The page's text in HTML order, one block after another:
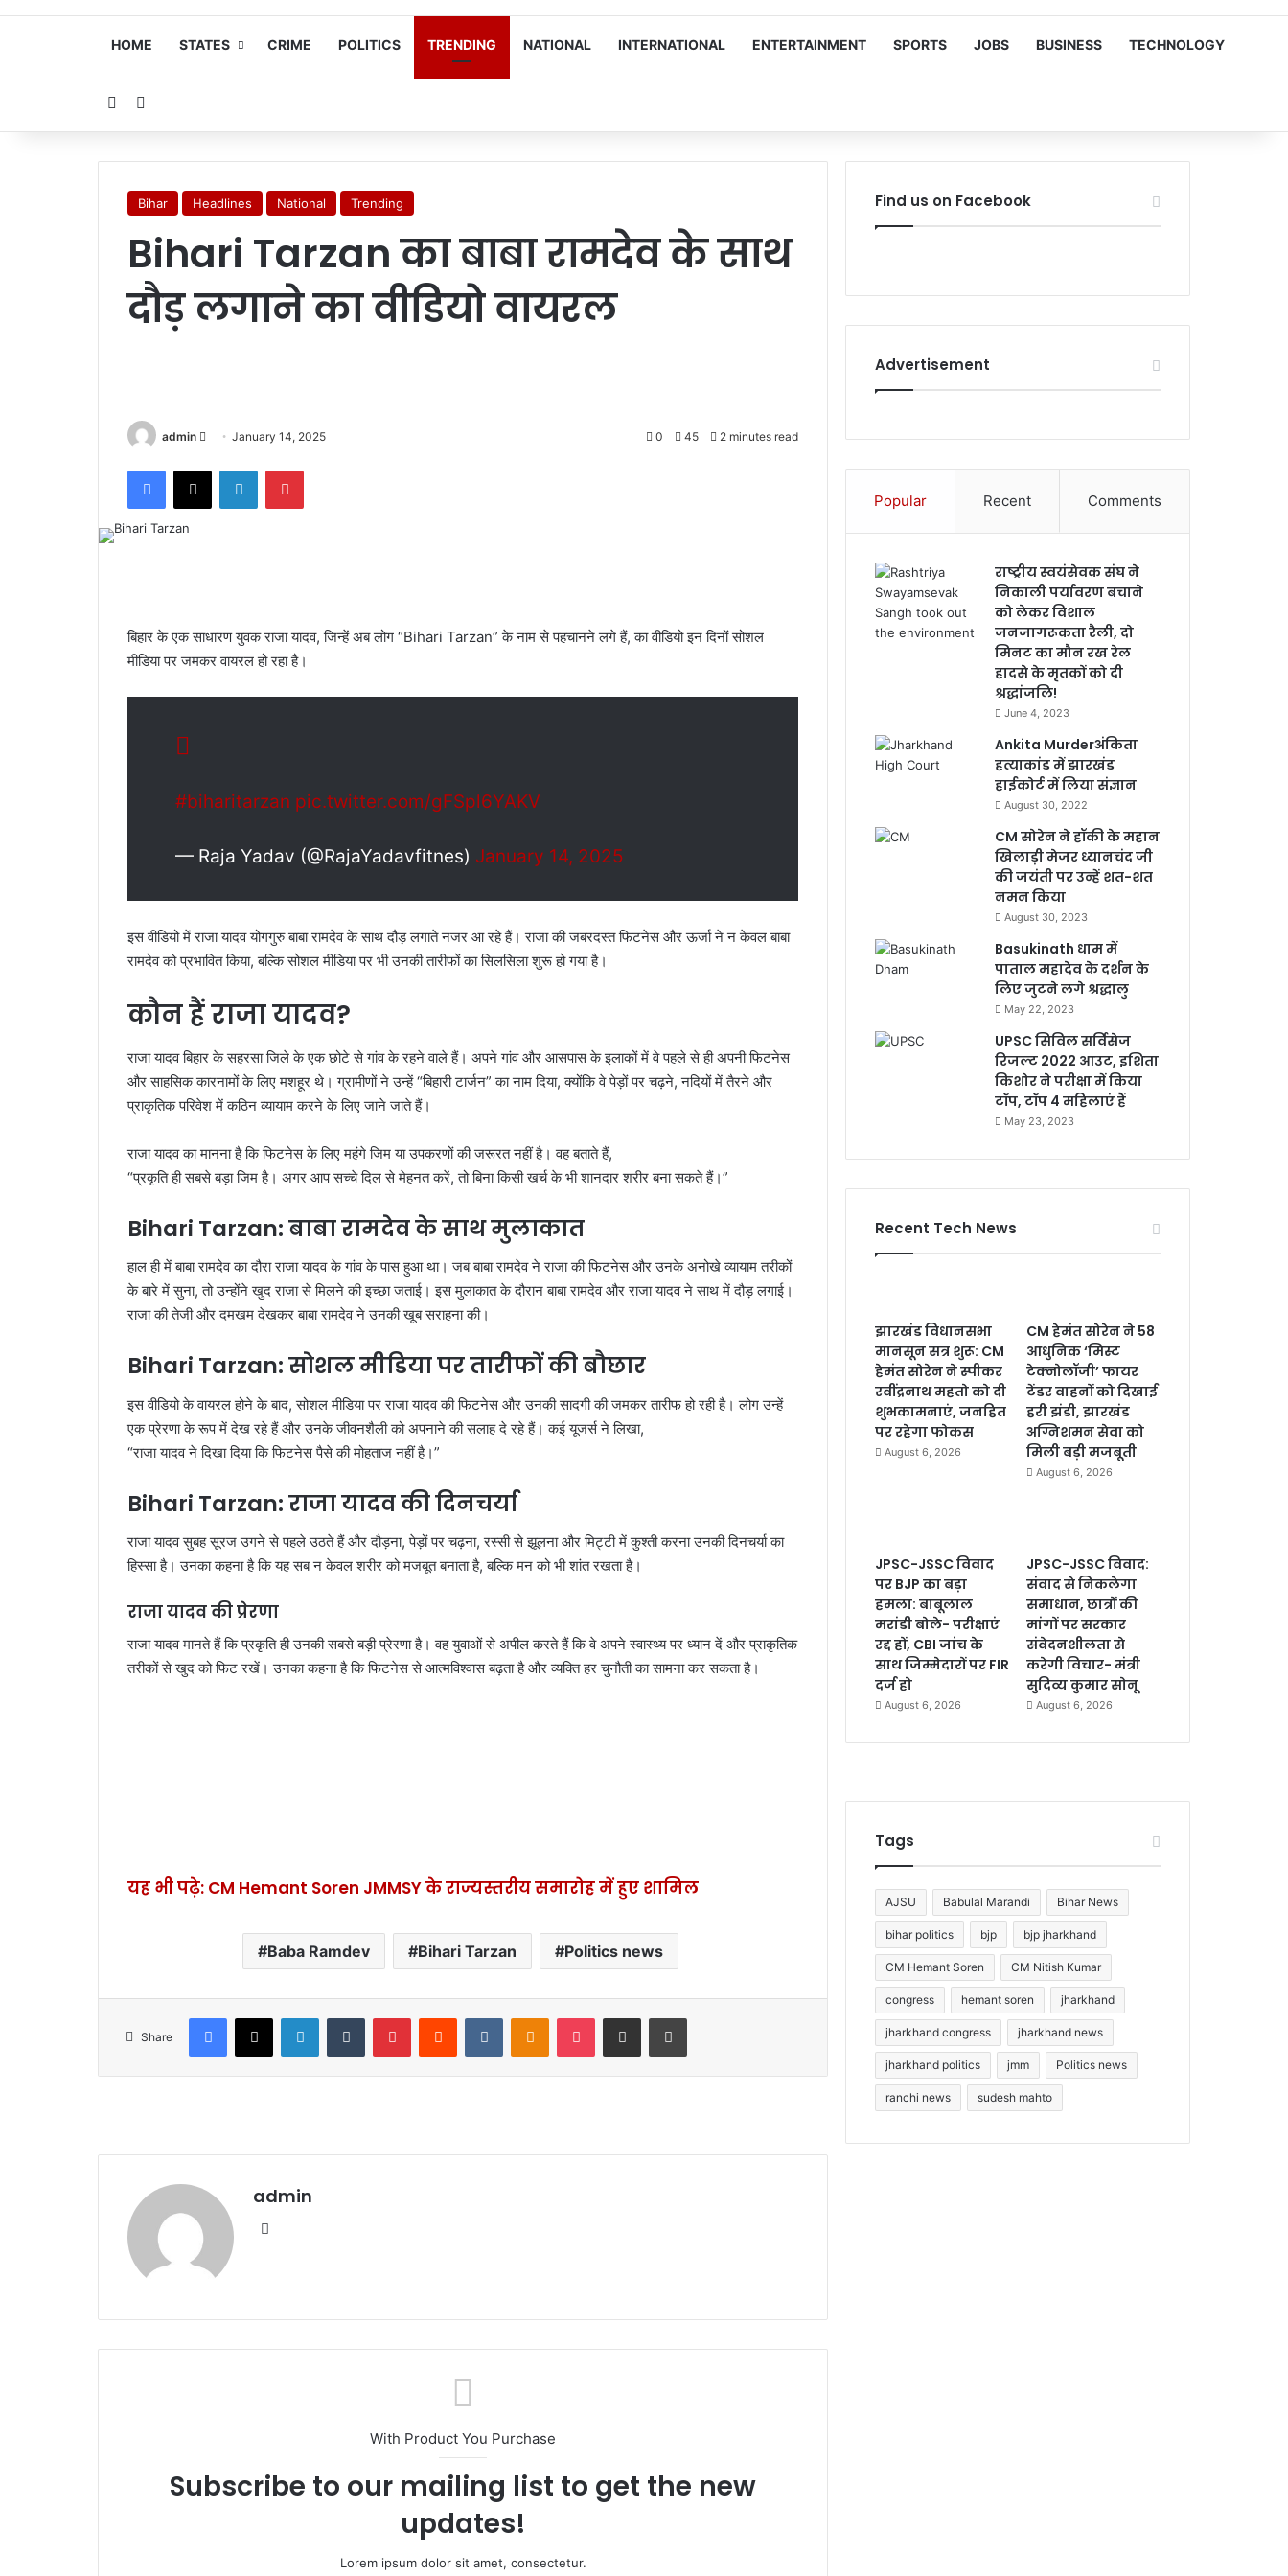
HOME STATES CRIME POLITICS TRENDING NATIONAL INTERNATIONAL ENTERTAINMENT SPORTS JOBS BUSINESS TECHNOLOGY
Random Article
Bihar Headlines National Trending
Bihari Tarzan का बाबा रामदेव के साथ
दौड़ लगाने का वीडियो वायरल
admin
d
i
l
January 14, 2025 0 45 2 minutes read
बिहार के एक साधारण युवक राजा यादव, जिन्हें अब लोग “Bihari Tarzan” के नाम से पहचानने लगे हैं, का वीडियो इन दिनों सोशल
मीडिया पर जमकर वायरल हो रहा है।
#biharitarzan pic.twitter.com/gFSpl6YAKV
— Raja Yadav (@RajaYadavfitnes) January 14, 2025
इस वीडियो में राजा यादव योगगुरु बाबा रामदेव के साथ दौड़ लगाते नजर आ रहे हैं। राजा की जबरदस्त फिटनेस और ऊर्जा ने न केवल बाबा
रामदेव को प्रभावित किया, बल्कि सोशल मीडिया पर भी उनकी तारीफों का सिलसिला शुरू हो गया है।
कौन हैं राजा यादव?
राजा यादव बिहार के सहरसा जिले के एक छोटे से गांव के रहने वाले हैं। अपने गांव और आसपास के इलाकों में वे पहले से ही अपनी फिटनेस
और साहसिक कारनामों के लिए मशहूर थे। ग्रामीणों ने उन्हें “बिहारी टार्जन” का नाम दिया, क्योंकि वे पेड़ों पर चढ़ने, नदियों में तैरने और
प्राकृतिक परिवेश में कठिन व्यायाम करने के लिए जाने जाते हैं।
राजा यादव का मानना है कि फिटनेस के लिए महंगे जिम या उपकरणों की जरूरत नहीं है। वह बताते हैं,
“प्रकृति ही सबसे बड़ा जिम है। अगर आप सच्चे दिल से मेहनत करें, तो बिना किसी खर्च के भी शानदार शरीर बना सकते हैं।”
Bihari Tarzan: बाबा रामदेव के साथ मुलाकात
हाल ही में बाबा रामदेव का दौरा राजा यादव के गांव के पास हुआ था। जब बाबा रामदेव ने राजा की फिटनेस और उनके अनोखे व्यायाम तरीकों
के बारे में सुना, तो उन्होंने खुद राजा से मिलने की इच्छा जताई। इस मुलाकात के दौरान बाबा रामदेव और राजा यादव ने साथ में दौड़ लगाई।
राजा की तेजी और दमखम देखकर बाबा रामदेव ने उनकी खूब सराहना की।
Bihari Tarzan: सोशल मीडिया पर तारीफों की बौछार
इस वीडियो के वायरल होने के बाद, सोशल मीडिया पर राजा यादव की फिटनेस और उनकी सादगी की जमकर तारीफ हो रही है। लोग उन्हें
एक प्रेरणा के रूप में देख रहे हैं और उनके जीवनशैली को अपनाने की सलाह दे रहे हैं। कई यूजर्स ने लिखा,
“राजा यादव ने दिखा दिया कि फिटनेस पैसे की मोहताज नहीं है।”
Bihari Tarzan: राजा यादव की दिनचर्या
राजा यादव सुबह सूरज उगने से पहले उठते हैं और दौड़ना, पेड़ों पर चढ़ना, रस्सी से झूलना और मिट्टी में कुश्ती करना उनकी दिनचर्या का
हिस्सा है। उनका कहना है कि यह सब न केवल शरीर को मजबूत बनाता है, बल्कि मन को भी शांत रखता है।
राजा यादव की प्रेरणा
राजा यादव मानते हैं कि प्रकृति ही उनकी सबसे बड़ी प्रेरणा है। वह युवाओं से अपील करते हैं कि वे अपने स्वास्थ्य पर ध्यान दें और प्राकृतिक
तरीकों से खुद को फिट रखें। उनका कहना है कि फिटनेस से आत्मविश्वास बढ़ता है और व्यक्ति हर चुनौती का सामना कर सकता है।
यह भी पढ़े: CM Hemant Soren JMMSY के राज्यस्तरीय समारोह में हुए शामिल
Baba Ramdev Bihari Tarzan Politics news
Share
admin
With Product You Purchase
Subscribe to our mailing list to get the new
updates!
Lorem ipsum dolor sit amet, consectetur.
Find us on Facebook
Advertisement
Popular Recent Comments
राष्ट्रीय स्वयंसेवक संघ ने
निकाली पर्यावरण बचाने
को लेकर विशाल
जनजागरूकता रैली, दो
मिनट का मौन रख रेल
हादसे के मृतकों को दी
श्रद्धांजलि!
June 4, 2023
Ankita Murderअंकिता
हत्याकांड में झारखंड
हाईकोर्ट में लिया संज्ञान
August 30, 2022
CM सोरेन ने हॉकी के महान
खिलाड़ी मेजर ध्यानचंद जी
की जयंती पर उन्हें शत-शत
नमन किया
August 30, 2023
Basukinath धाम में
पाताल महादेव के दर्शन के
लिए जुटने लगे श्रद्धालु
May 22, 2023
UPSC सिविल सर्विसेज
रिजल्ट 2022 आउट, इशिता
किशोर ने परीक्षा में किया
टॉप, टॉप 4 महिलाएं हैं
May 23, 2023
Recent Tech News
झारखंड विधानसभा
मानसून सत्र शुरू: CM
हेमंत सोरेन ने स्पीकर
रवींद्रनाथ महतो को दी
शुभकामनाएं, जनहित
पर रहेगा फोकस
August 6, 2026
CM हेमंत सोरेन ने 58
आधुनिक ‘मिस्ट
टेक्नोलॉजी’ फायर
टेंडर वाहनों को दिखाई
हरी झंडी, झारखंड
अग्निशमन सेवा को
मिली बड़ी मजबूती
August 6, 2026
JPSC-JSSC विवाद
पर BJP का बड़ा
हमला: बाबूलाल
मरांडी बोले- परीक्षाएं
रद्द हों, CBI जांच के
साथ जिम्मेदारों पर FIR
दर्ज हो
August 6, 2026
JPSC-JSSC विवाद:
संवाद से निकलेगा
समाधान, छात्रों की
मांगों पर सरकार
संवेदनशीलता से
करेगी विचार- मंत्री
सुदिव्य कुमार सोनू
August 6, 2026
Tags
AJSU Babulal Marandi Bihar News
bihar politics bjp bjp jharkhand
CM Hemant Soren CM Nitish Kumar
congress hemant soren jharkhand
jharkhand congress jharkhand news
jharkhand politics jmm Politics news
ranchi news sudesh mahto